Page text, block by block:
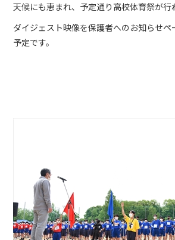
天候にも恵まれ、予定通り高校体育祭が行
ダイジェスト映像を保護者へのお知らせペ
予定です。